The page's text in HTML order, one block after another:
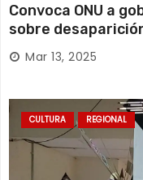
Convoca ONU a
sobre
Mar 13, 2025
CULTURA REGIONAL